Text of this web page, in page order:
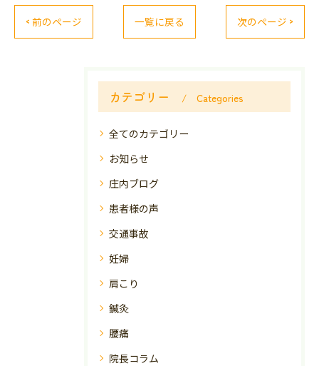
< 前のページ 一覧に戻る 次のページ >
カテゴリー Categories
全てのカテゴリー
お知らせ
庄内ブログ
患者様の声
交通事故
妊婦
肩こり
鍼灸
腰痛
院長コラム